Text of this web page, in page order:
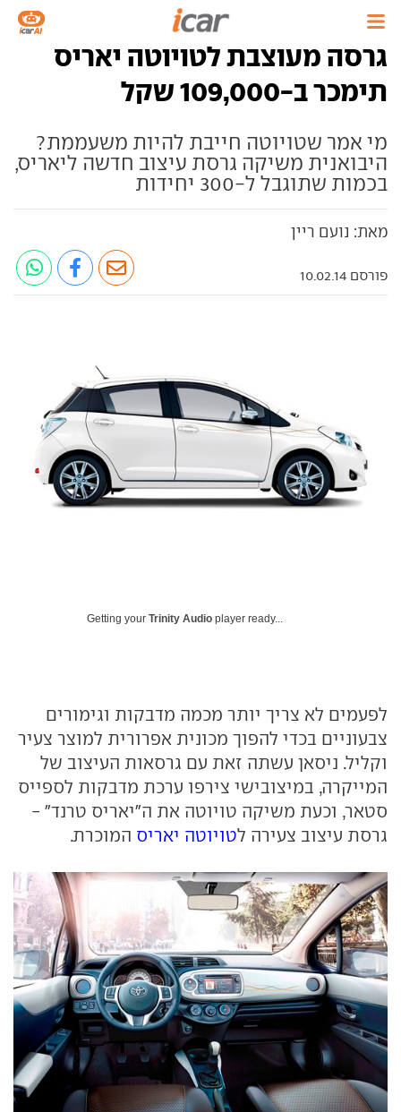
גרסה מעוצבת לטויוטה יאריס
תימכר ב-109,000 שקל
מי אמר שטויוטה חייבת להיות משעממת?
היבואנית משיקה גרסת עיצוב חדשה ליאריס,
בכמות שתוגבל ל-300 יחידות
מאת: נועם ריין
פורסם 10.02.14
Getting your Trinity Audio player ready...
לפעמים לא צריך יותר מכמה מדבקות וגימורים
צבעוניים בכדי להפוך מכונית אפרורית למוצר צעיר
וקליל. ניסאן עשתה זאת עם גרסאות העיצוב של
המייקרה, במיצובישי צירפו ערכת מדבקות לספייס
סטאר, וכעת משיקה טויוטה את ה"יאריס טרנד" -
גרסת עיצוב צעירה לטויוטה יאריס המוכרת.